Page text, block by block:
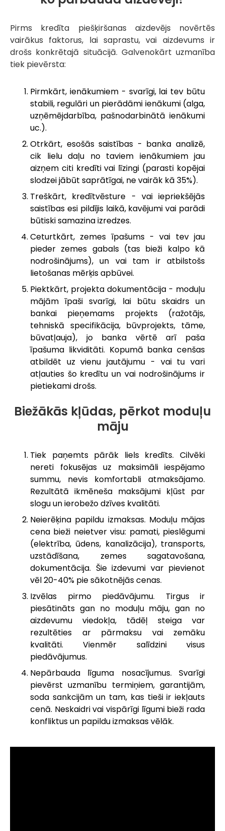
Pirms kredīta piešķiršanas aizdevējs novērtēs
vairākus faktorus, lai saprastu, vai aizdevums ir
drošs konkrētajā situācijā. Galvenokārt uzmanība
tiek pievērsta:
Pirmkārt, ienākumiem - svarīgi, lai tev būtu
stabili, regulāri un pierādāmi ienākumi (alga,
uzņēmējdarbība, pašnodarbinātā ienākumi
uc.).
Otrkārt, esošās saistības - banka analizē,
cik lielu daļu no taviem ienākumiem jau
aizņem citi kredīti vai līzingi (parasti kopējai
slodzei jābūt saprātīgai, ne vairāk kā 35%).
Treškārt, kredītvēsture - vai iepriekšējās
saistības esi pildījis laikā, kavējumi vai parādi
būtiski samazina izredzes.
Ceturtkārt, zemes īpašums - vai tev jau
pieder zemes gabals (tas bieži kalpo kā
nodrošinājums), un vai tam ir atbilstošs
lietošanas mērķis apbūvei.
Piektkārt, projekta dokumentācija - moduļu
mājām īpaši svarīgi, lai būtu skaidrs un
bankai pieņemams projekts (ražotājs,
tehniskā specifikācija, būvprojekts, tāme,
būvatļauja), jo banka vērtē arī paša
īpašuma likviditāti. Kopumā banka cenšas
atbildēt uz vienu jautājumu - vai tu vari
atļauties šo kredītu un vai nodrošinājums ir
pietiekami drošs.
Biežākās kļūdas, pērkot moduļu
māju
Tiek paņemts pārāk liels kredīts. Cilvēki
nereti fokusējas uz maksimāli iespējamo
summu, nevis komfortabli atmaksājamo.
Rezultātā ikmēneša maksājumi kļūst par
slogu un ierobežo dzīves kvalitāti.
Neierēķina papildu izmaksas. Moduļu mājas
cena bieži neietver visu: pamati, pieslēgumi
(elektrība, ūdens, kanalizācija), transports,
uzstādīšana, zemes sagatavošana,
dokumentācija. Šie izdevumi var pievienot
vēl 20-40% pie sākotnējās cenas.
Izvēlas pirmo piedāvājumu. Tirgus ir
piesātināts gan no moduļu māju, gan no
aizdevumu viedokļa, tādēļ steiga var
rezultēties ar pārmaksu vai zemāku
kvalitāti. Vienmēr salīdzini visus
piedāvājumus.
Nepārbauda līguma nosacījumus. Svarīgi
pievērst uzmanību termiņiem, garantijām,
soda sankcijām un tam, kas tieši ir iekļauts
cenā. Neskaidri vai vispārīgi līgumi bieži rada
konfliktus un papildu izmaksas vēlāk.